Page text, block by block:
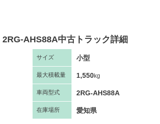
AHS88A中古トラック詳細
サイズ 小型
最大積載量 1,550kg
車両型式 2RG-AHS88A
在庫場所 愛知県